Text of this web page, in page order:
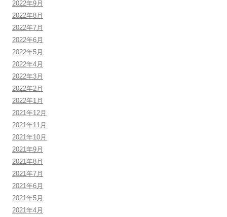
2022年9月
2022年8月
2022年7月
2022年6月
2022年5月
2022年4月
2022年3月
2022年2月
2022年1月
2021年12月
2021年11月
2021年10月
2021年9月
2021年8月
2021年7月
2021年6月
2021年5月
2021年4月